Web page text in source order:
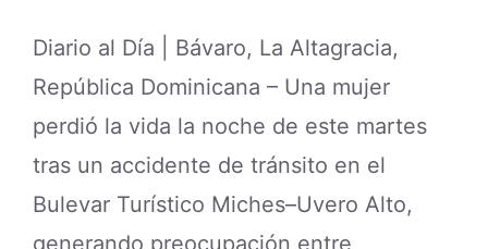
Diario al Día | Bávaro, La Altagracia,
República Dominicana – Una mujer
perdió la vida la noche de este martes
tras un accidente de tránsito en el
Bulevar Turístico Miches–Uvero Alto,